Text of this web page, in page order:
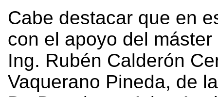
Cabe destacar que en
con el apoyo del
Ing. Rubén Calderón
Vaquerano Pineda, de